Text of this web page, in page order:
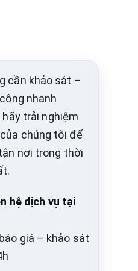
cần khảo sát –
nhanh
hãy trải nghiệm
chúng tôi để
nơi trong thời
hệ dịch vụ tại
giá – khảo sát